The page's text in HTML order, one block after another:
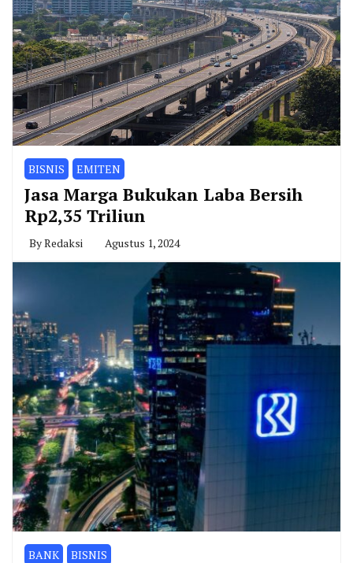
BISNIS EMITEN
Jasa Marga Bukukan Laba Bersih
Rp2,35 Triliun
ByRedaksi Agustus 1, 2024
BANK BISNIS